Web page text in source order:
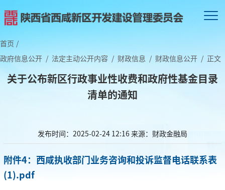
首页 /
政府信息公开 / 法定主动公开内容 / 财政信息 / 财政信息公开 / 正文
关于公布新区行政事业性收费和政府性基金目录
清单的通知
发布时间：2025-02-24 12:16来源：财政金融局
附件4：西咸执收部门业务咨询和投诉监督电话联系表
(1).pdf